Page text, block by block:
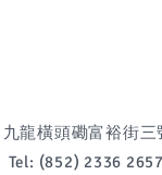
九龍橫頭磡富裕街
Tel: (852) 2336